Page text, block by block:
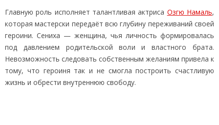
Главную роль исполняет талантливая актриса Озгю Намаль,
которая мастерски передаёт всю глубину переживаний своей
героини. Сениха — женщина, чья личность формировалась
под давлением родительской воли и властного брата.
Невозможность следовать собственным желаниям привела к
тому, что героиня так и не смогла построить счастливую
жизнь и обрести внутреннюю свободу.